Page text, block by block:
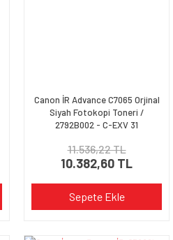
Canon İR Advance C7065 Orjinal
Siyah Fotokopi Toneri /
2792B002 - C-EXV 31
11.536,22 TL
10.382,60 TL
Sepete Ekle